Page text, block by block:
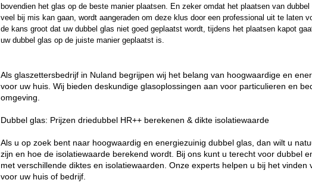
bovendien het glas op de beste manier plaatsen. En zeker omdat het plaatsen van
veel bij mis kan gaan, wordt aangeraden om deze klus door een professional uit te laten
de kans groot dat uw dubbel glas niet goed geplaatst wordt, tijdens het plaatsen kapot
uw dubbel glas op de juiste manier geplaatst is.
Als glaszettersbedrijf in Nuland begrijpen wij het belang van hoogwaardige en
voor uw huis. Wij bieden deskundige glasoplossingen aan voor particulieren en
omgeving.
Dubbel glas: Prijzen driedubbel HR++ berekenen & dikte isolatiewaarde
Als u op zoek bent naar hoogwaardig en energiezuinig dubbel glas, dan wilt u
zijn en hoe de isolatiewaarde berekend wordt. Bij ons kunt u terecht voor dubbel
met verschillende diktes en isolatiewaarden. Onze experts helpen u bij het vinden
voor uw huis of bedrijf.